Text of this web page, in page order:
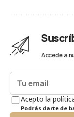
Accede a
Acepto la
Podrás darte de